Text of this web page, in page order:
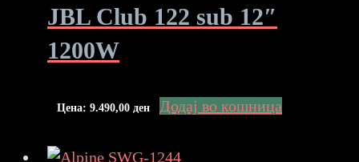
JBL Club 122 sub 12″
1200W
Цена: 9.490,00 ден Додај во кошница